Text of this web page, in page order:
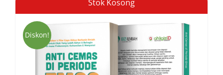
Stok Kosong
Diskon!